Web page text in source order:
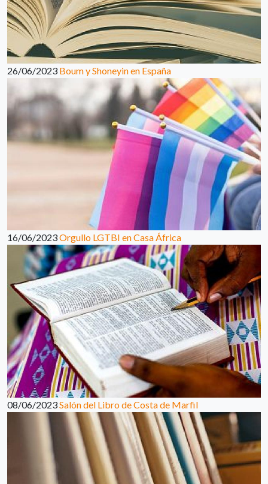
26/06/2023 Boum y Shoneyin en España
16/06/2023Orgullo LGTBI en Casa África
08/06/2023Salón del Libro de Costa de Marfil